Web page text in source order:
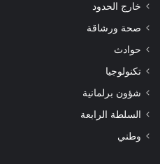
خارج الحدود
صحة ورشاقة
حوادث
تكنولوجيا
شؤون برلمانية
السلطة الرابعة
وطني